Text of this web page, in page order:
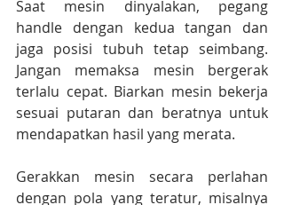
Saat mesin dinyalakan, pegang
handle dengan kedua tangan dan
jaga posisi tubuh tetap seimbang.
Jangan memaksa mesin bergerak
terlalu cepat. Biarkan mesin bekerja
sesuai putaran dan beratnya untuk
mendapatkan hasil yang merata.
Gerakkan mesin secara perlahan
dengan pola yang teratur, misalnya